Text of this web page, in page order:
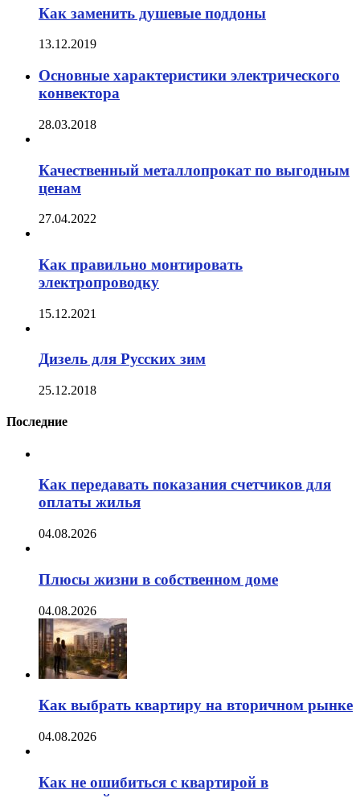
Как заменить душевые поддоны
13.12.2019
Основные характеристики электрического
конвектора
28.03.2018
Качественный металлопрокат по выгодным
ценам
27.04.2022
Как правильно монтировать
электропроводку
15.12.2021
Дизель для Русских зим
25.12.2018
Последние
Как передавать показания счетчиков для
оплаты жилья
04.08.2026
Плюсы жизни в собственном доме
04.08.2026
Как выбрать квартиру на вторичном рынке
04.08.2026
Как не ошибиться с квартирой в